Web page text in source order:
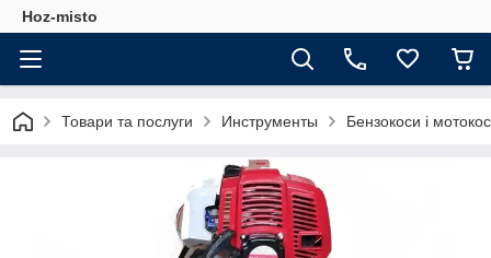
Hoz-misto
Товари та послуги Инструменты Бензокоси і